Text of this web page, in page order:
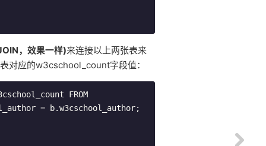
，效果一样)来连接以上两张表来
应的w3cschool_count字段值：
_count FROM
_author = b.w3cschool _author;